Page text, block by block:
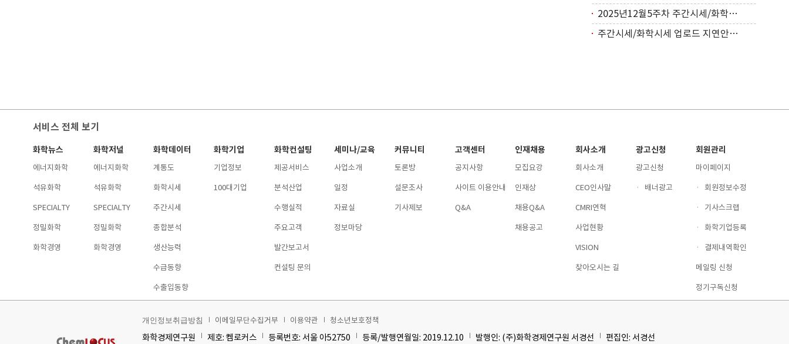
2025년12월5주차 주간시세/화학시세 업로..
주간시세/화학시세 업로드 지연안내(2025년..
서비스 전체 보기
화학뉴스
에너지화학
석유화학
SPECIALTY
정밀화학
화학경영
화학저널
에너지화학
석유화학
SPECIALTY
정밀화학
화학경영
화학데이터
계통도
화학시세
주간시세
종합분석
생산능력
수급동향
수출입동향
화학기업
기업정보
100대기업
화학컨설팅
제공서비스
분석산업
수행실적
주요고객
발간보고서
컨설팅 문의
세미나/교육
사업소개
일정
자료실
정보마당
커뮤니티
토론방
설문조사
기사제보
고객센터
공지사항
사이트 이용안내
Q&A
인재채용
모집요강
인재상
채용Q&A
채용공고
회사소개
회사소개
CEO인사말
CMRI연혁
사업현황
VISION
찾아오시는 길
광고신청
광고신청
·
배너광고
회원관리
마이페이지
·
회원정보수정
·
기사스크랩
·
화학기업등록
·
결제내역확인
메일링 신청
정기구독신청
개인정보취급방침 이메일무단수집거부 이용약관 청소년보호정책
화학경제연구원 제호: 켐로커스 등록번호: 서울 아52750 등록/발행연월일: 2019.12.10 발행인: (주)화학경제연구원 서경선 편집인: 서경선